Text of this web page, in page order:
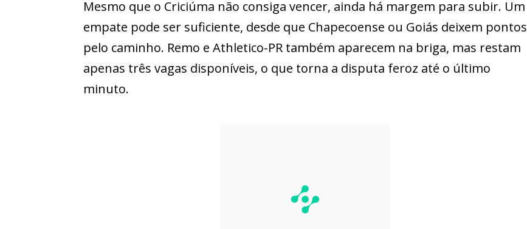
Mesmo que o Criciúma não consiga vencer, ainda há margem para subir. Um
empate pode ser suficiente, desde que Chapecoense ou Goiás deixem pontos
pelo caminho. Remo e Athletico-PR também aparecem na briga, mas restam
apenas três vagas disponíveis, o que torna a disputa feroz até o último
minuto.